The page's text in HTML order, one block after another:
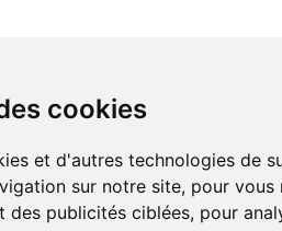
cookies
et d'autres technologies de
sur notre site, pour vous
des publicités ciblées, pour